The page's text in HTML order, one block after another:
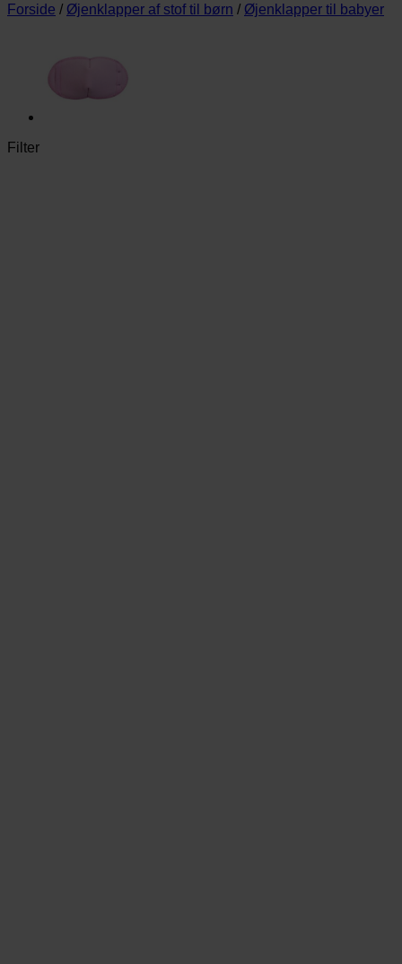
Forside / Øjenklapper af stof til børn / Øjenklapper til babyer
Filter